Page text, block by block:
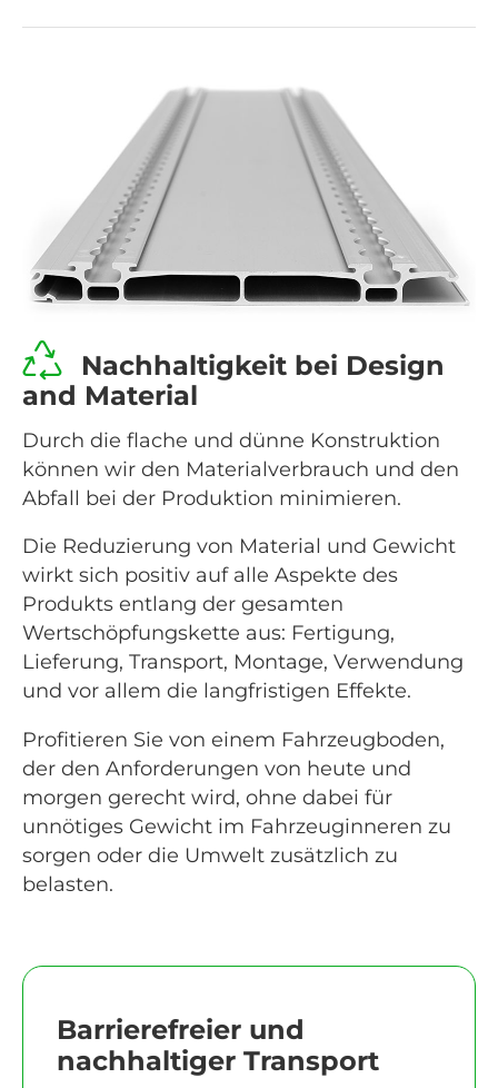
Nachhaltigkeit bei Design
and Material
Durch die flache und dünne Konstruktion
können wir den Materialverbrauch und den
Abfall bei der Produktion minimieren.
Die Reduzierung von Material und Gewicht
wirkt sich positiv auf alle Aspekte des
Produkts entlang der gesamten
Wertschöpfungskette aus: Fertigung,
Lieferung, Transport, Montage, Verwendung
und vor allem die langfristigen Effekte.
Profitieren Sie von einem Fahrzeugboden,
der den Anforderungen von heute und
morgen gerecht wird, ohne dabei für
unnötiges Gewicht im Fahrzeuginneren zu
sorgen oder die Umwelt zusätzlich zu
belasten.
Barrierefreier und
nachhaltiger Transport